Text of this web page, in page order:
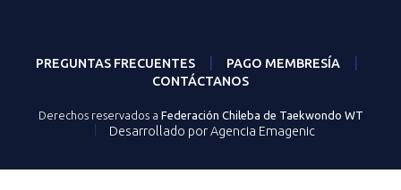
PREGUNTAS FRECUENTES PAGO MEMBRESÍA
CONTÁCTANOS
Derechos reservados a Federación Chileba de Taekwondo WT
Desarrollado por Agencia Emagenic